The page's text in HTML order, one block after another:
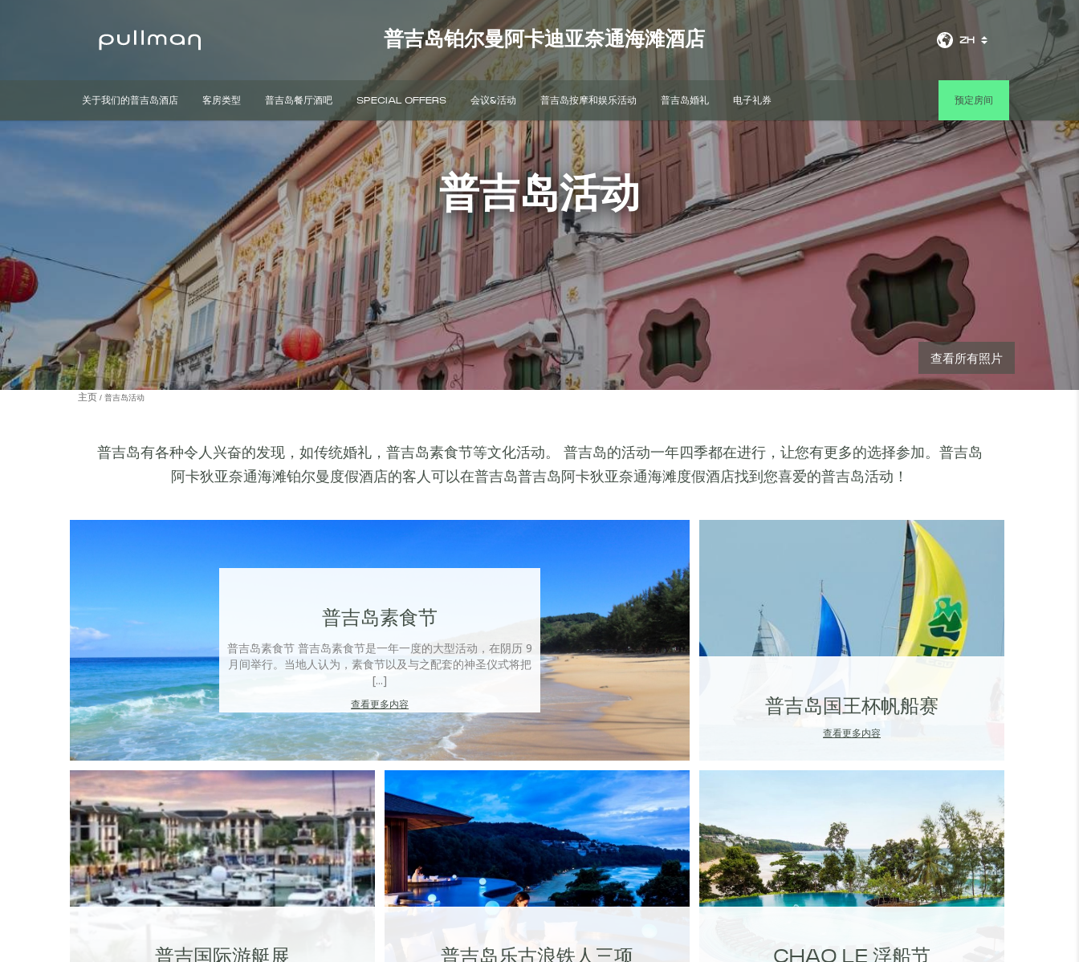
普吉岛铂尔曼阿卡迪亚奈通海滩酒店 ZH
关于我们的普吉岛酒店 客房类型 普吉岛餐厅酒吧 SPECIAL OFFERS 会议&活动 普吉岛按摩和娱乐活动 普吉岛婚礼 电子礼券 预定房间
查看所有照片
普吉岛活动
主页 普吉岛活动
普吉岛有各种令人兴奋的发现，如传统婚礼，普吉岛素食节等文化活动。 普吉岛的活动一年四季都在进行，让您有更多的选择参加。普吉岛
阿卡狄亚奈通海滩铂尔曼度假酒店的客人可以在普吉岛普吉岛阿卡狄亚奈通海滩度假酒店找到您喜爱的普吉岛活动！
普吉岛素食节
普吉岛素食节 普吉岛素食节是一年一度的大型活动，在阴历 9
月间举行。当地人认为，素食节以及与之配套的神圣仪式将把
[...]
查看更多内容 普吉岛国王杯帆船赛
查看更多内容
普吉国际游艇展 普吉岛乐古浪铁人三项 CHAO LE 浮船节